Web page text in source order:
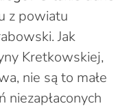
z powiatu
Jak
Kretkowskiej,
nie są to małe